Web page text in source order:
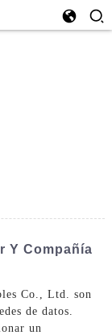
Y Compañía
Co., Ltd. son
de datos.
un